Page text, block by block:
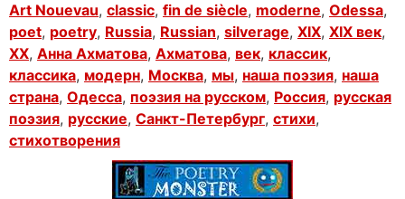
Art Nouevau, classic, fin de siècle, moderne, Odessa,
poet, poetry, Russia, Russian, silverage, XIX, XIX век,
XX, Анна Ахматова, Ахматова, век, классик,
классика, модерн, Москва, мы, наша поэзия, наша
страна, Одесса, поэзия на русском, Россия, русская
поэзия, русские, Санкт-Петербург, стихи,
стихотворения